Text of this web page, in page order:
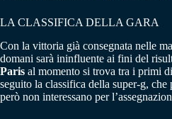
LA CLASSIFICA DELLA GARA
Con la vittoria già consegnata nelle
domani sarà ininfluente ai fini del
Paris al momento si trova tra i primi
seguito la classifica della super-g,
però non interessano per